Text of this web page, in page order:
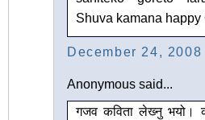
Shuva kamana happy
December 24, 2008
Anonymous said...
गजव कविता लेख्‍नु भयो।